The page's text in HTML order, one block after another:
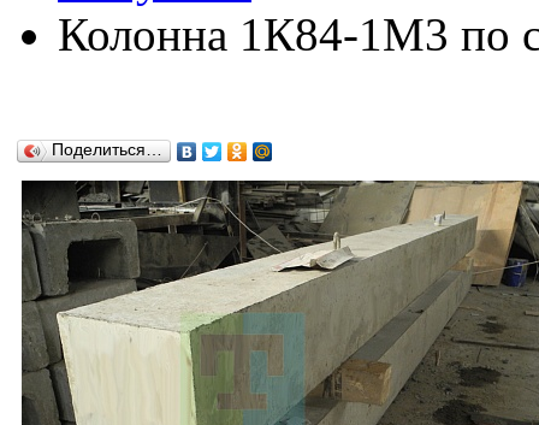
Колонна 1К84-1М3 по
Поделиться…